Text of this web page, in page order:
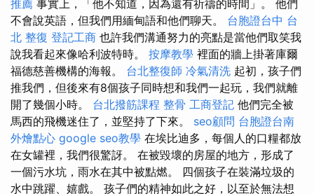
推薦 事實上，「他不知道，因為還有祈禱的時間」。 他們
不會說英語，但我們用緬甸語和他們聊天。 台胞證台中 台
北 整復 登記工商 也許我們溝通努力的亮點是當他們取笑我
說我看起來像哈利波特時。 按摩教學 裡面的牆上掛著庫爾
福德慈善機構的海報。 台北整復師 冷氣清洗 起初，孩子們
推我們，但後來有8個孩子同時想和我們一起玩，我們就離
開了幾個小時。 台北撥筋課程 整骨 工商登記 他們完全被
馬西的飛機迷住了，並堅持了下來。 seo顧問 台胞證台南
外燴點心 google seo教學 在埃比迪多，每個人的口糧都放
在女罐裡，我們很驚訝。 在被毀壞的房屋的地方，形成了
一個污水坑，雨水在其中被點燃。 四個孩子在裝滿垃圾的
水中跳躍、嬉戲。 孩子們的精神如此之好，以至於無法想